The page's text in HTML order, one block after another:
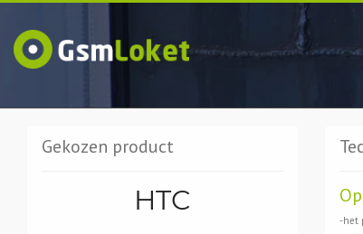
Gekozen product
HTC
-het